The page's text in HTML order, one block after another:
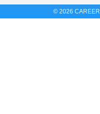
© 2026